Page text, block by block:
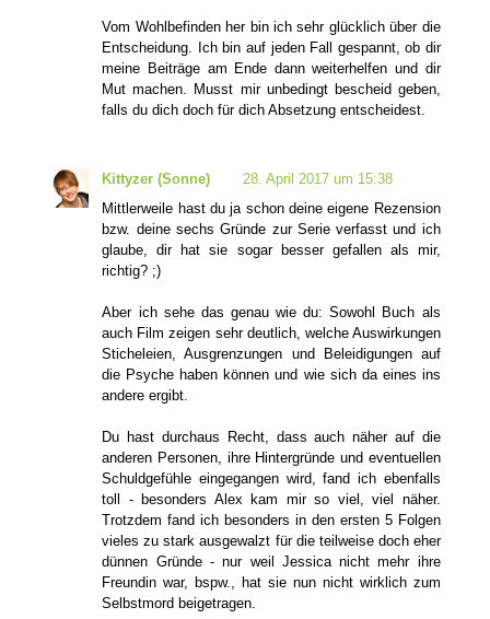
Vom Wohlbefinden her bin ich sehr glücklich über die
Entscheidung. Ich bin auf jeden Fall gespannt, ob dir
meine Beiträge am Ende dann weiterhelfen und dir
Mut machen. Musst mir unbedingt bescheid geben,
falls du dich doch für dich Absetzung entscheidest.
Kittyzer (Sonne)
28. April 2017 um 15:38
Mittlerweile hast du ja schon deine eigene Rezension
bzw. deine sechs Gründe zur Serie verfasst und ich
glaube, dir hat sie sogar besser gefallen als mir,
richtig? ;)
Aber ich sehe das genau wie du: Sowohl Buch als
auch Film zeigen sehr deutlich, welche Auswirkungen
Sticheleien, Ausgrenzungen und Beleidigungen auf
die Psyche haben können und wie sich da eines ins
andere ergibt.
Du hast durchaus Recht, dass auch näher auf die
anderen Personen, ihre Hintergründe und eventuellen
Schuldgefühle eingegangen wird, fand ich ebenfalls
toll - besonders Alex kam mir so viel, viel näher.
Trotzdem fand ich besonders in den ersten 5 Folgen
vieles zu stark ausgewalzt für die teilweise doch eher
dünnen Gründe - nur weil Jessica nicht mehr ihre
Freundin war, bspw., hat sie nun nicht wirklich zum
Selbstmord beigetragen.